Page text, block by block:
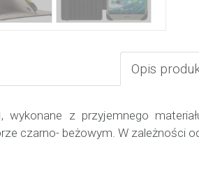
Opis
z przyjemnego
czarno- beżowym. W zależności